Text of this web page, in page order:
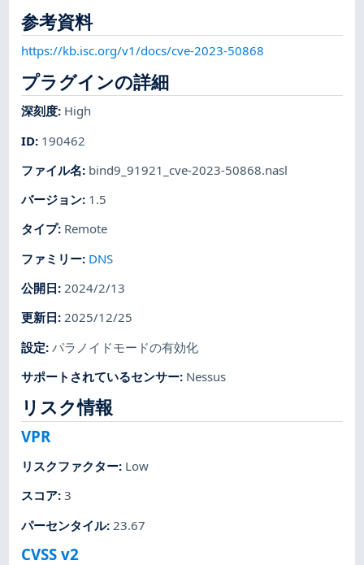
参考資料
https://kb.isc.org/v1/docs/cve-2023-50868
プラグインの詳細
深刻度: High
ID: 190462
ファイル名: bind9_91921_cve-2023-50868.nasl
バージョン: 1.5
タイプ: Remote
ファミリー: DNS
公開日:2024/2/13
更新日:2025/12/25
設定:パラノイドモードの有効化
サポートされているセンサー: Nessus
リスク情報
VPR
リスクファクター: Low
スコア:3
パーセンタイル: 23.67
CVSS v2